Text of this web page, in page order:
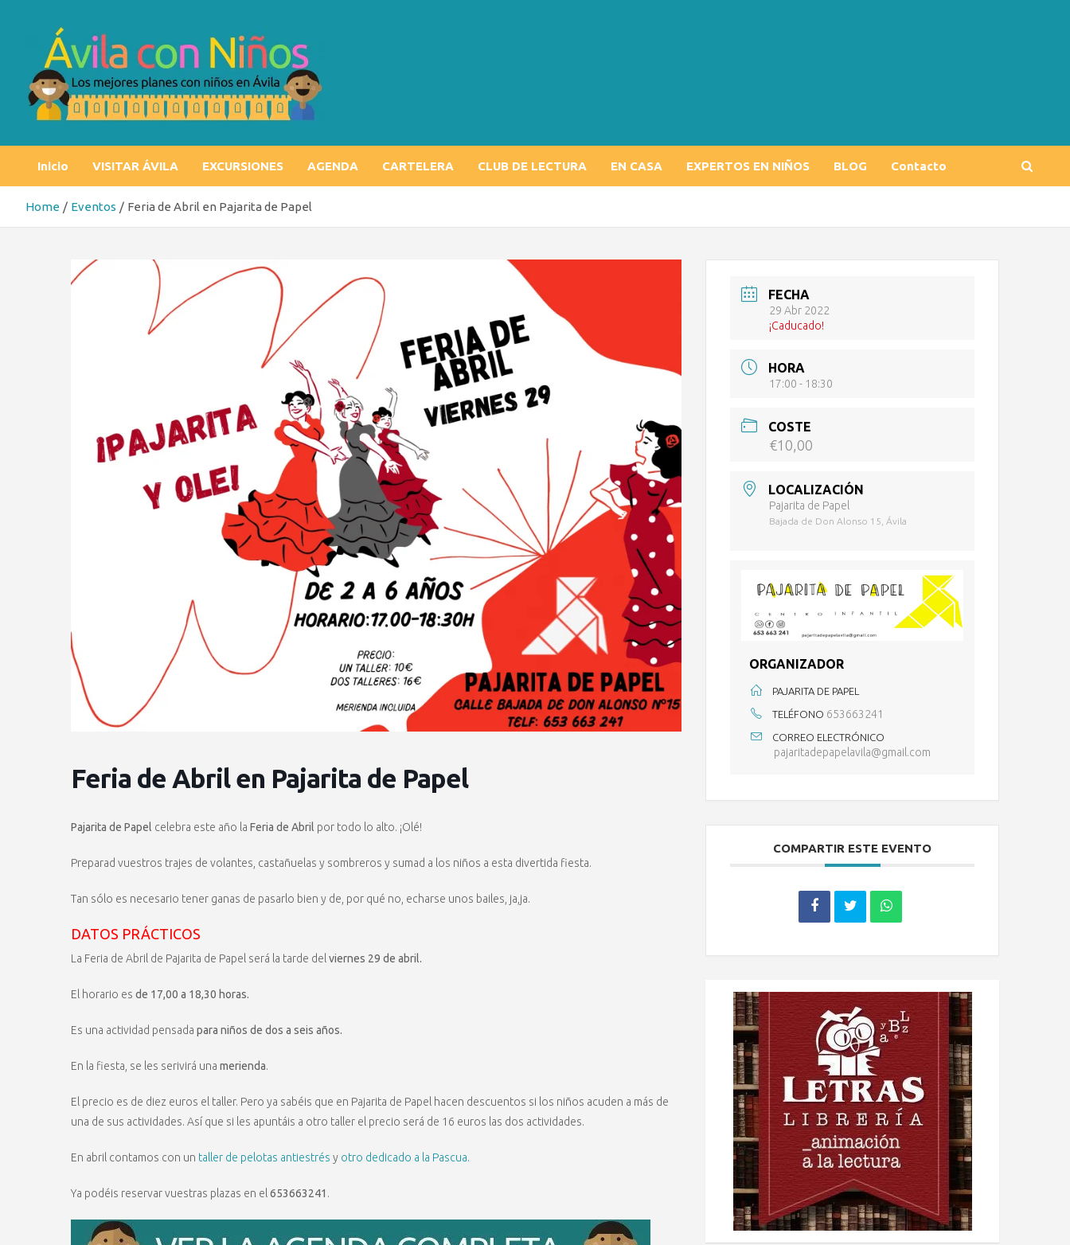
Inicio VISITAR ÁVILA EXCURSIONES AGENDA CARTELERA CLUB DE LECTURA EN CASA EXPERTOS EN NIÑOS BLOG Contacto
Home Eventos Feria de Abril en Pajarita de Papel
Feria de Abril en Pajarita de Papel
Pajarita de Papel celebra este año la Feria de Abril por todo lo alto. ¡Olé!
Preparad vuestros trajes de volantes, castañuelas y sombreros y sumad a los niños a esta divertida fiesta.
Tan sólo es necesario tener ganas de pasarlo bien y de, por qué no, echarse unos bailes, ja,ja.
DATOS PRÁCTICOS
La Feria de Abril de Pajarita de Papel será la tarde del viernes 29 de abril.
El horario es de 17,00 a 18,30 horas.
Es una actividad pensada para niños de dos a seis años.
En la fiesta, se les serivirá una merienda.
El precio es de diez euros el taller. Pero ya sabéis que en Pajarita de Papel hacen descuentos si los niños acuden a más de
una de sus actividades. Así que si les apuntáis a otro taller el precio será de 16 euros las dos actividades.
En abril contamos con un taller de pelotas antiestrés y otro dedicado a la Pascua.
Ya podéis reservar vuestras plazas en el 653663241 .
FECHA
29 Abr 2022
¡Caducado!
HORA
17:00 - 18:30
COSTE
€10,00
LOCALIZACIÓN
Pajarita de Papel
Bajada de Don Alonso 15, Ávila
ORGANIZADOR
PAJARITA DE PAPEL
TELÉFONO 653663241
CORREO ELECTRÓNICO
pajaritadepapelavila@gmail.com
COMPARTIR ESTE EVENTO